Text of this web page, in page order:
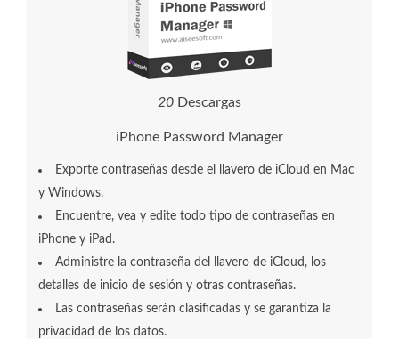
20 Descargas
iPhone Password Manager
Exporte contraseñas desde el llavero de iCloud en Mac
y Windows.
Encuentre, vea y edite todo tipo de contraseñas en
iPhone y iPad.
Administre la contraseña del llavero de iCloud, los
detalles de inicio de sesión y otras contraseñas.
Las contraseñas serán clasificadas y se garantiza la
privacidad de los datos.